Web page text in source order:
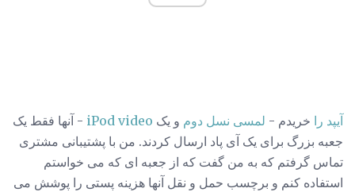
آیپد را خریدم - لمسی نسل دوم و یک iPod video - آنها فقط یک
جعبه بزرگ برای یک آی پاد ارسال کردند. من با پشتیبانی مشتری
تماس گرفتم که به من گفت که از جعبه ای که می خواستم
استفاده کنم و برچسب حمل و نقل آنها هزینه پستی را پوشش می